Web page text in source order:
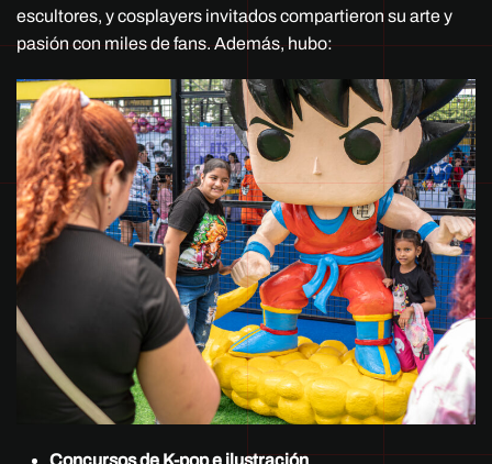
escultores, y cosplayers invitados compartieron su arte y
pasión con miles de fans. Además, hubo: